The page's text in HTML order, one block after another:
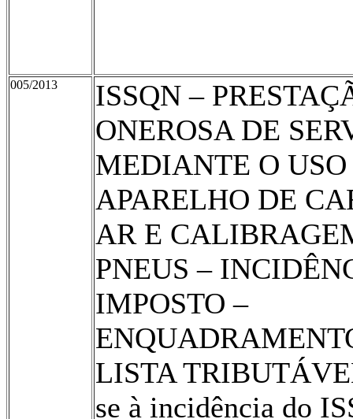
005/2013
ISSQN –
ONEROSA DE
MEDIANTE O USO
APARELHO DE
AR E
PNEUS –
IMPOSTO –
LISTA
se à incidência do